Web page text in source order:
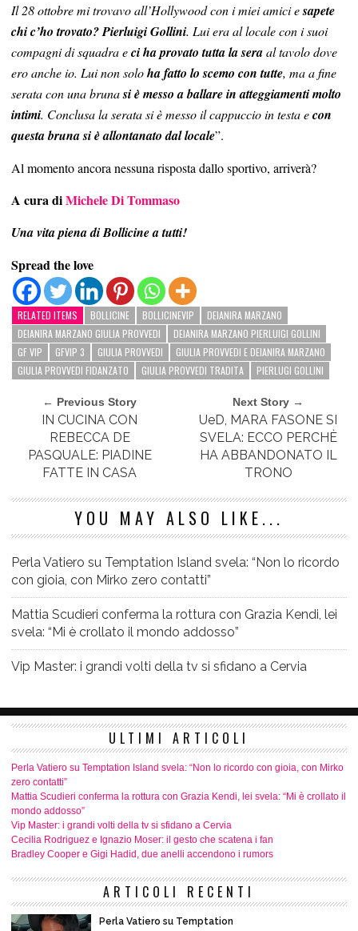
Il 28 ottobre mi trovavo all’Hollywood con i miei amici esapete
chi c’ho trovato? Pierluigi Gollini. Lui era al locale con i suoi
compagni di squadra eci ha provato tutta la seraal tavolo dove
ero anche io. Lui non soloha fatto lo scemo con tutte, ma a fine
serata con una brunasi è messo a ballare in atteggiamenti molto
intimi. Conclusa la serata si è messo il cappuccio in testa econ
questa bruna si è allontanato dal locale”.
Al momento ancora nessuna risposta dallo sportivo, arriverà?
A cura diMichele Di Tommaso
Una vita piena di Bollicine a tutti!
Spread the love
RELATED ITEMS BOLLICINE BOLLICINEVIP
DEIANIRA MARZANO
DEIANIRA MARZANO GIULIA PROVVEDI
DEIANIRA MARZANO PIERLUIGI GOLLINI
GF VIP
GFVIP 3 GIULIA PROVVEDI
GIULIA PROVVEDI E DEIANIRA MARZANO
GIULIA PROVVEDI FIDANZATO
GIULIA PROVVEDI TRADITA PIERLUGI GOLLINI
← Previous Story
IN CUCINA CON
REBECCA DE
PASQUALE: PIADINE
FATTE IN CASA
Next Story →
UeD, MARA FASONE SI
SVELA: ECCO PERCHÈ
HA ABBANDONATO IL
TRONO
YOU MAY ALSO LIKE...
Perla Vatiero su Temptation Island svela: “Non lo ricordo
con gioia, con Mirko zero contatti”
Mattia Scudieri conferma la rottura con Grazia Kendi, lei
svela: “Mi è crollato il mondo addosso”
Vip Master: i grandi volti della tv si sfidano a Cervia
ULTIMI ARTICOLI
Perla Vatiero su Temptation Island svela: “Non lo ricordo con gioia, con Mirko
zero contatti”
Mattia Scudieri conferma la rottura con Grazia Kendi, lei svela: “Mi è crollato il
mondo addosso”
Vip Master: i grandi volti della tv si sfidano a Cervia
Cecilia Rodriguez e Ignazio Moser: il gesto che scatena i fan
Bradley Cooper e Gigi Hadid, due anelli accendono i rumors
ARTICOLI RECENTI
Perla Vatiero su Temptation